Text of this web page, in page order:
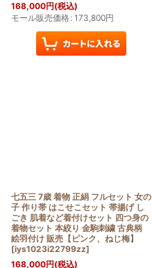
168,000円(税込)
モール販売価格: 173,800円
七五三 7歳 着物 正絹 フルセット 女の
子 作り帯 はこせこセット 帯揚げ し
ごき 肌着など着付けセット 四つ身の
着物セット 本絞り 金駒刺繍 古典柄
絵羽付け 販売【ピンク、ねじ梅】
[iys1023i22799zz]
168,000円(税込)